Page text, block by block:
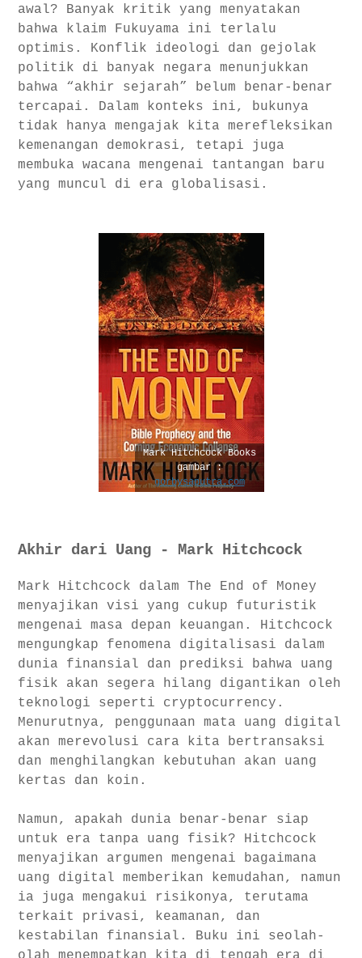
awal? Banyak kritik yang menyatakan
bahwa klaim Fukuyama ini terlalu
optimis. Konflik ideologi dan gejolak
politik di banyak negara menunjukkan
bahwa “akhir sejarah” belum benar-benar
tercapai. Dalam konteks ini, bukunya
tidak hanya mengajak kita merefleksikan
kemenangan demokrasi, tetapi juga
membuka wacana mengenai tantangan baru
yang muncul di era globalisasi.
Mark Hitchcock Books
gambar :
gorbysaputra.com
Akhir dari Uang - Mark Hitchcock
Mark Hitchcock dalam The End of Money
menyajikan visi yang cukup futuristik
mengenai masa depan keuangan. Hitchcock
mengungkap fenomena digitalisasi dalam
dunia finansial dan prediksi bahwa uang
fisik akan segera hilang digantikan oleh
teknologi seperti cryptocurrency.
Menurutnya, penggunaan mata uang digital
akan merevolusi cara kita bertransaksi
dan menghilangkan kebutuhan akan uang
kertas dan koin.
Namun, apakah dunia benar-benar siap
untuk era tanpa uang fisik? Hitchcock
menyajikan argumen mengenai bagaimana
uang digital memberikan kemudahan, namun
ia juga mengakui risikonya, terutama
terkait privasi, keamanan, dan
kestabilan finansial. Buku ini seolah-